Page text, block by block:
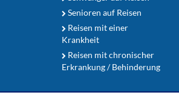
Senioren auf Reisen
Reisen mit einer
Krankheit
Reisen mit chronischer
Erkrankung / Behinderung